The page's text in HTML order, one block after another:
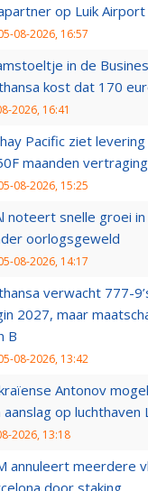
op Luik Airport
08-2026, 16:57
in de
kost dat 170
2026, 16:41
Pacific ziet
maanden
08-2026, 15:25
noteert snelle groei
oorlogsgeweld
08-2026, 14:17
verwacht 777-
2027, maar
B
08-2026, 13:42
Antonov
aanslag op luchthaven
2026, 13:18
annuleert meerdere